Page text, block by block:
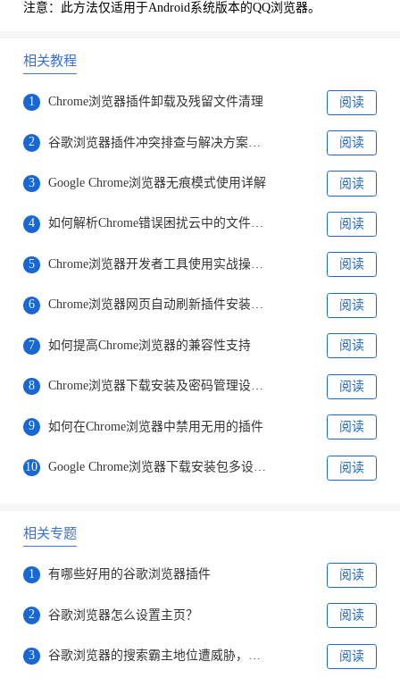
注意：此方法仅适用于Android系统版本的QQ浏览器。
相关教程
1 Chrome浏览器插件卸载及残留文件清理 阅读
2 阅读
3 Google Chrome浏览器无痕模式使用详解 阅读
4 如何解析Chrome错误困扰云中的文件存储问题 阅读
5 Chrome浏览器开发者工具使用实战操作方法 阅读
6 Chrome浏览器网页自动刷新插件安装及实用设置教程 阅读
7 如何提高Chrome浏览器的兼容性支持 阅读
8 Chrome浏览器下载安装及密码管理设置教程 阅读
9 如何在Chrome浏览器中禁用无用的插件 阅读
10 Google Chrome浏览器下载安装包多设备同步指南 阅读
相关专题
1 有哪些好用的谷歌浏览器插件 阅读
2 谷歌浏览器怎么设置主页？ 阅读
3 谷歌浏览器的搜索霸主地位遭威胁，微软正式发布ChatGPT版搜索引擎 阅读